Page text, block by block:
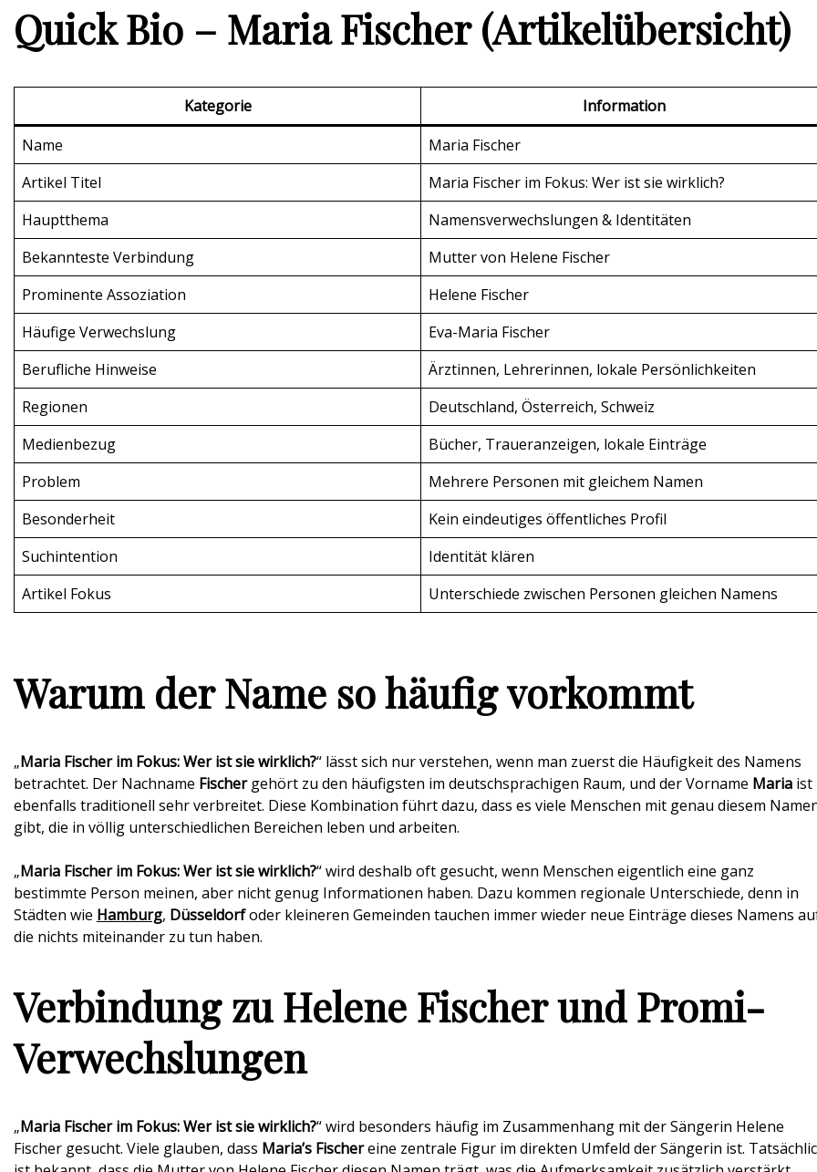
Quick Bio – Maria Fischer (Artikelübersicht)
Kategorie
Information
Name
Maria Fischer
Artikel Titel
Maria Fischer im Fokus: Wer ist sie wirklich?
Hauptthema
Namensverwechslungen & Identitäten
Bekannteste Verbindung
Mutter von Helene Fischer
Prominente Assoziation
Helene Fischer
Häufige Verwechslung
Eva-Maria Fischer
Berufliche Hinweise
Ärztinnen, Lehrerinnen, lokale Persönlichkeiten
Regionen
Deutschland, Österreich, Schweiz
Medienbezug
Bücher, Traueranzeigen, lokale Einträge
Problem
Mehrere Personen mit gleichem Namen
Besonderheit
Kein eindeutiges öffentliches Profil
Suchintention
Identität klären
Artikel Fokus
Unterschiede zwischen Personen gleichen Namens
Warum der Name so häufig vorkommt
„Maria Fischer im Fokus: Wer ist sie wirklich?“ lässt sich nur verstehen, wenn man zuerst die Häufigkeit des Namens
betrachtet. Der Nachname Fischergehört zu den häufigsten im deutschsprachigen Raum, und der Vorname Maria ist
ebenfalls traditionell sehr verbreitet. Diese Kombination führt dazu, dass es viele Menschen mit genau diesem
gibt, die in völlig unterschiedlichen Bereichen leben und arbeiten.
„Maria Fischer im Fokus: Wer ist sie wirklich?“ wird deshalb oft gesucht, wenn Menschen eigentlich eine ganz
bestimmte Person meinen, aber nicht genug Informationen haben. Dazu kommen regionale Unterschiede, denn in
Städten wie Hamburg, Düsseldorfoder kleineren Gemeinden tauchen immer wieder neue Einträge dieses Namens
die nichts miteinander zu tun haben.
Verbindung zu Helene Fischer und Promi-
Verwechslungen
„Maria Fischer im Fokus: Wer ist sie wirklich?“ wird besonders häufig im Zusammenhang mit der Sängerin Helene
Fischer gesucht. Viele glauben, dass Maria’s Fischereine zentrale Figur im direkten Umfeld der Sängerin ist.